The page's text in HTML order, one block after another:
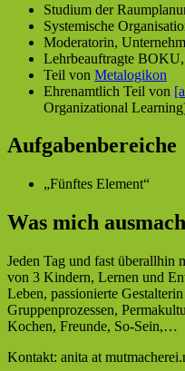
Studium der
Systemische
Moderatorin,
Lehrbeauftragte
Teil von Metalogikon
Ehrenamtlich Teil von
Organizational
Aufgabenbereiche
„Fünftes Element“
Was mich
Jeden Tag und fast überallhin
von 3 Kindern, Lernen und
Leben, passionierte
Gruppenprozessen,
Kochen, Freunde, So-Sein,…
Kontakt: anita at